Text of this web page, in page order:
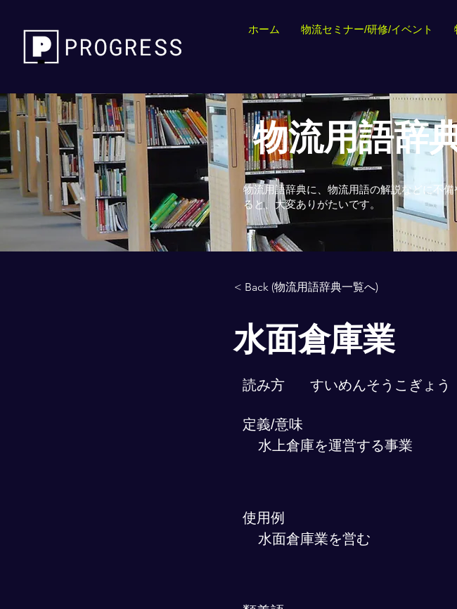
ホーム 物流セミナー/研修/イベント
物流用語辞
物流用語辞典に、物流用語の解説などに不
ると、大変ありがたいです。
< Back (物流用語辞典一覧へ)
水面倉庫業
読み方 すいめんそうこぎょう
定義/意味
水上倉庫を運営する事業
使用例
水面倉庫業を営む